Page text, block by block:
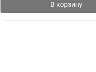
В корзину